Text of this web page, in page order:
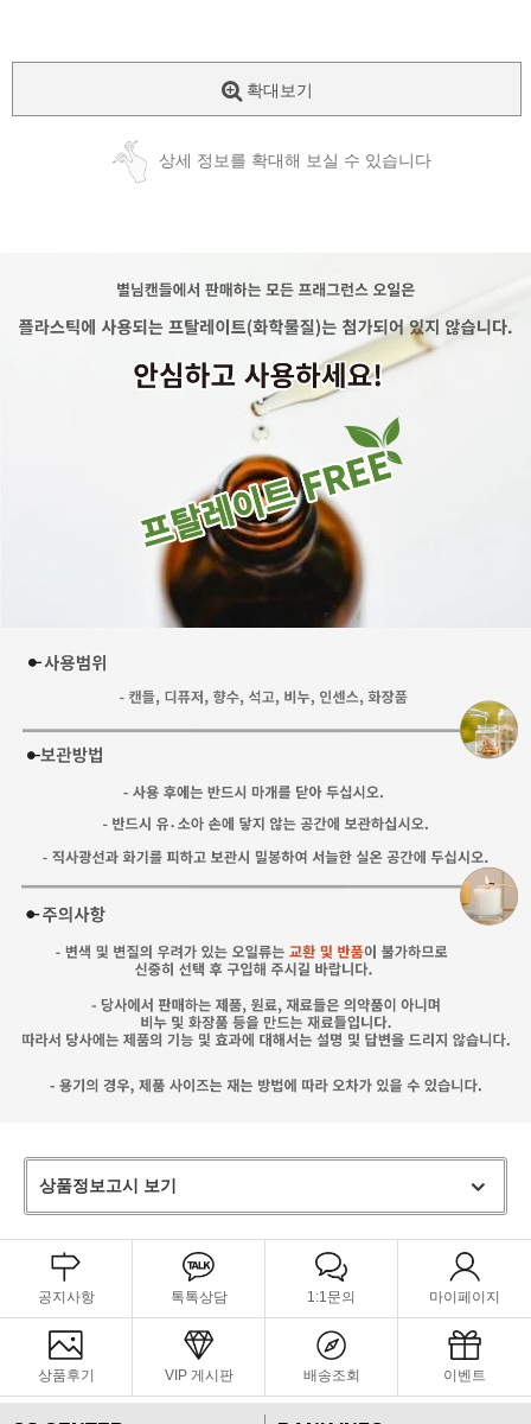
확대보기
상세 정보를 확대해 보실 수 있습니다
상품정보고시 보기
공지사항 톡톡상담 1:1문의 마이페이지
상품후기 VIP 게시판 배송조회 이벤트